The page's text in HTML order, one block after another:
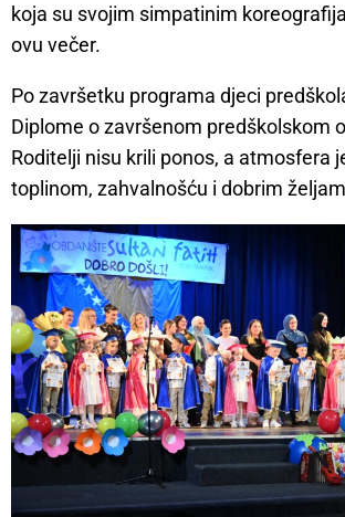
koja su svojim simpatinim
ovu večer.
Po završetku programa djeci
Diplome o završenom predškolskom
Roditelji nisu krili ponos, a atmosfera
toplinom, zahvalnošću i dobrim